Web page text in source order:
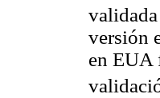
versión
en EUA